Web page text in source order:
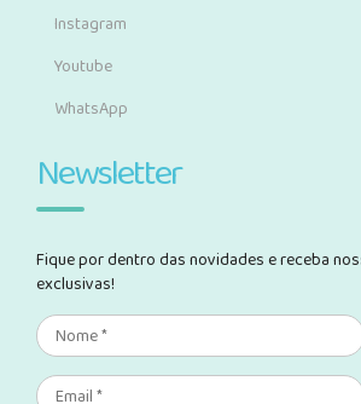
Instagram
Youtube
WhatsApp
Newsletter
Fique por dentro das novidades e receba
exclusivas!